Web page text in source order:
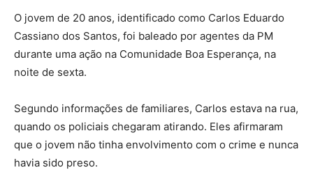
O jovem de 20 anos, identificado como Carlos Eduardo
Cassiano dos Santos, foi baleado por agentes da PM
durante uma ação na Comunidade Boa Esperança, na
noite de sexta.
Segundo informações de familiares, Carlos estava na rua,
quando os policiais chegaram atirando. Eles afirmaram
que o jovem não tinha envolvimento com o crime e nunca
havia sido preso.